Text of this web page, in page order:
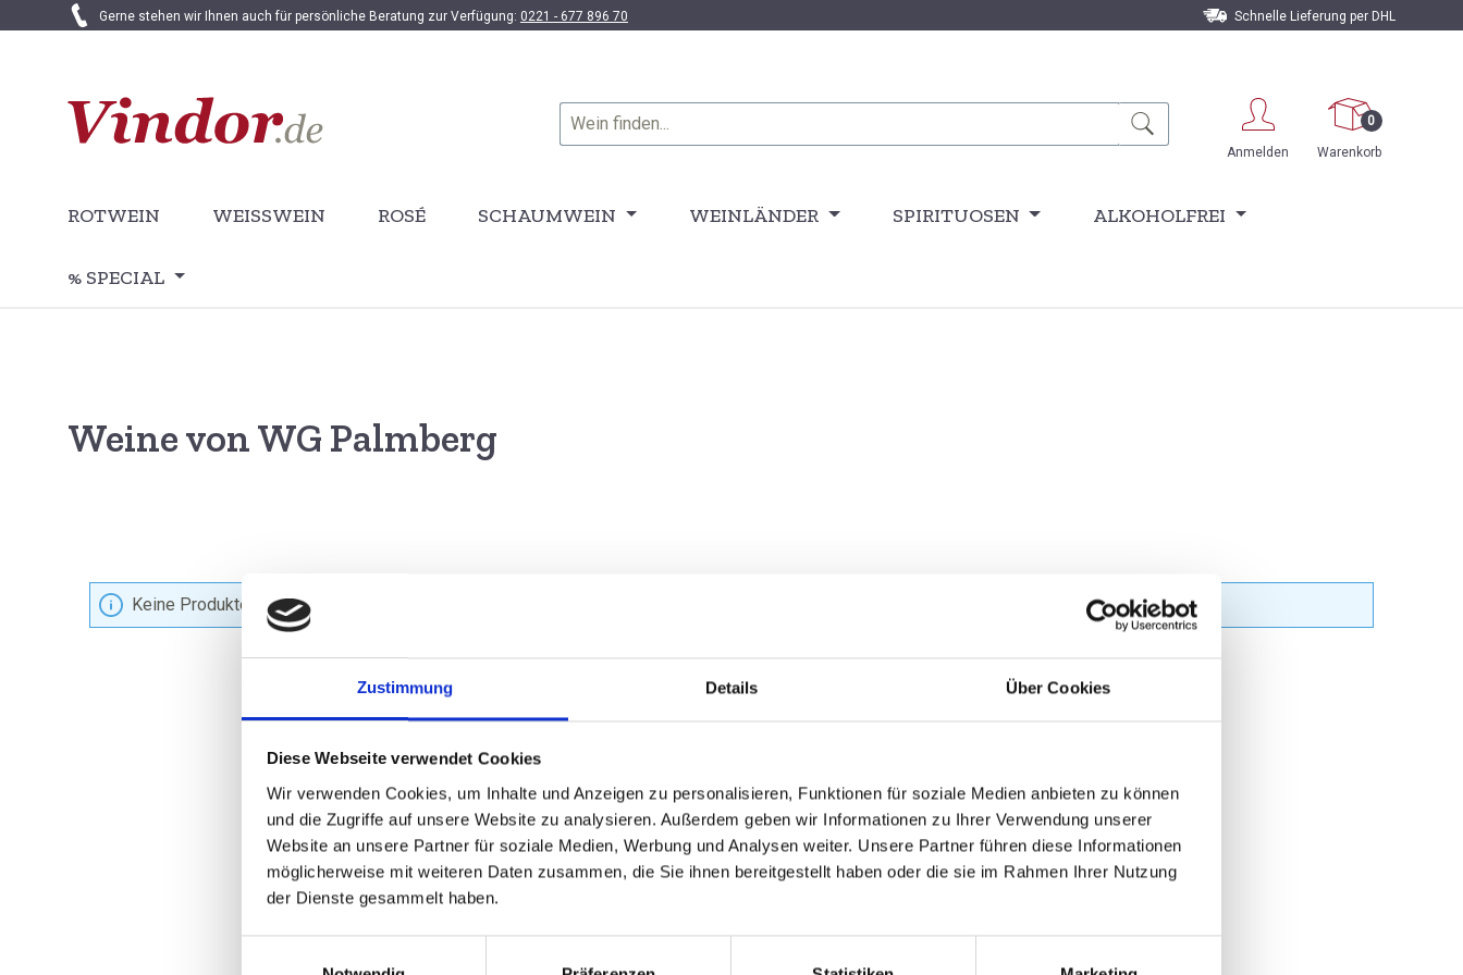
Zustimmung Details Über Cookies
Diese Webseite verwendet Cookies
Wir verwenden Cookies, um Inhalte und Anzeigen zu personalisieren, Funktionen für soziale Medien anbieten zu können
und die Zugriffe auf unsere Website zu analysieren. Außerdem geben wir Informationen zu Ihrer Verwendung unserer
Website an unsere Partner für soziale Medien, Werbung und Analysen weiter. Unsere Partner führen diese Informationen
möglicherweise mit weiteren Daten zusammen, die Sie ihnen bereitgestellt haben oder die sie im Rahmen Ihrer Nutzung
der Dienste gesammelt haben.
Hauptinhalt springen
Zur Suche springen
Zur Hauptnavigation springen
Gerne stehen wir Ihnen auch für persönliche Beratung zur Verfügung: 0221 - 677 896 70 Schnelle Lieferung per DHL
Anmelden
0
Warenkorb
ROTWEIN WEISSWEIN ROSÉ SCHAUMWEIN WEINLÄNDER SPIRITUOSEN ALKOHOLFREI
% SPECIAL
Weine von WG Palmberg
Keine Produkte gefunden.